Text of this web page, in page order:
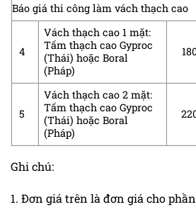
Báo giá thi công làm vách thạch cao
4
Vách thạch cao 1 mặt:
Tấm thạch cao Gyproc
(Thái) hoặc Boral
(Pháp)
5
Vách thạch cao 2 mặt:
Tấm thạch cao Gyproc
(Thái) hoặc Boral
(Pháp)
Ghi chú:
1. Đơn giá trên là đơn giá cho